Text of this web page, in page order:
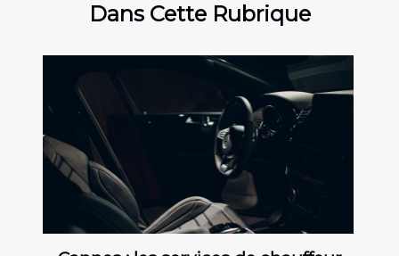
Dans Cette Rubrique